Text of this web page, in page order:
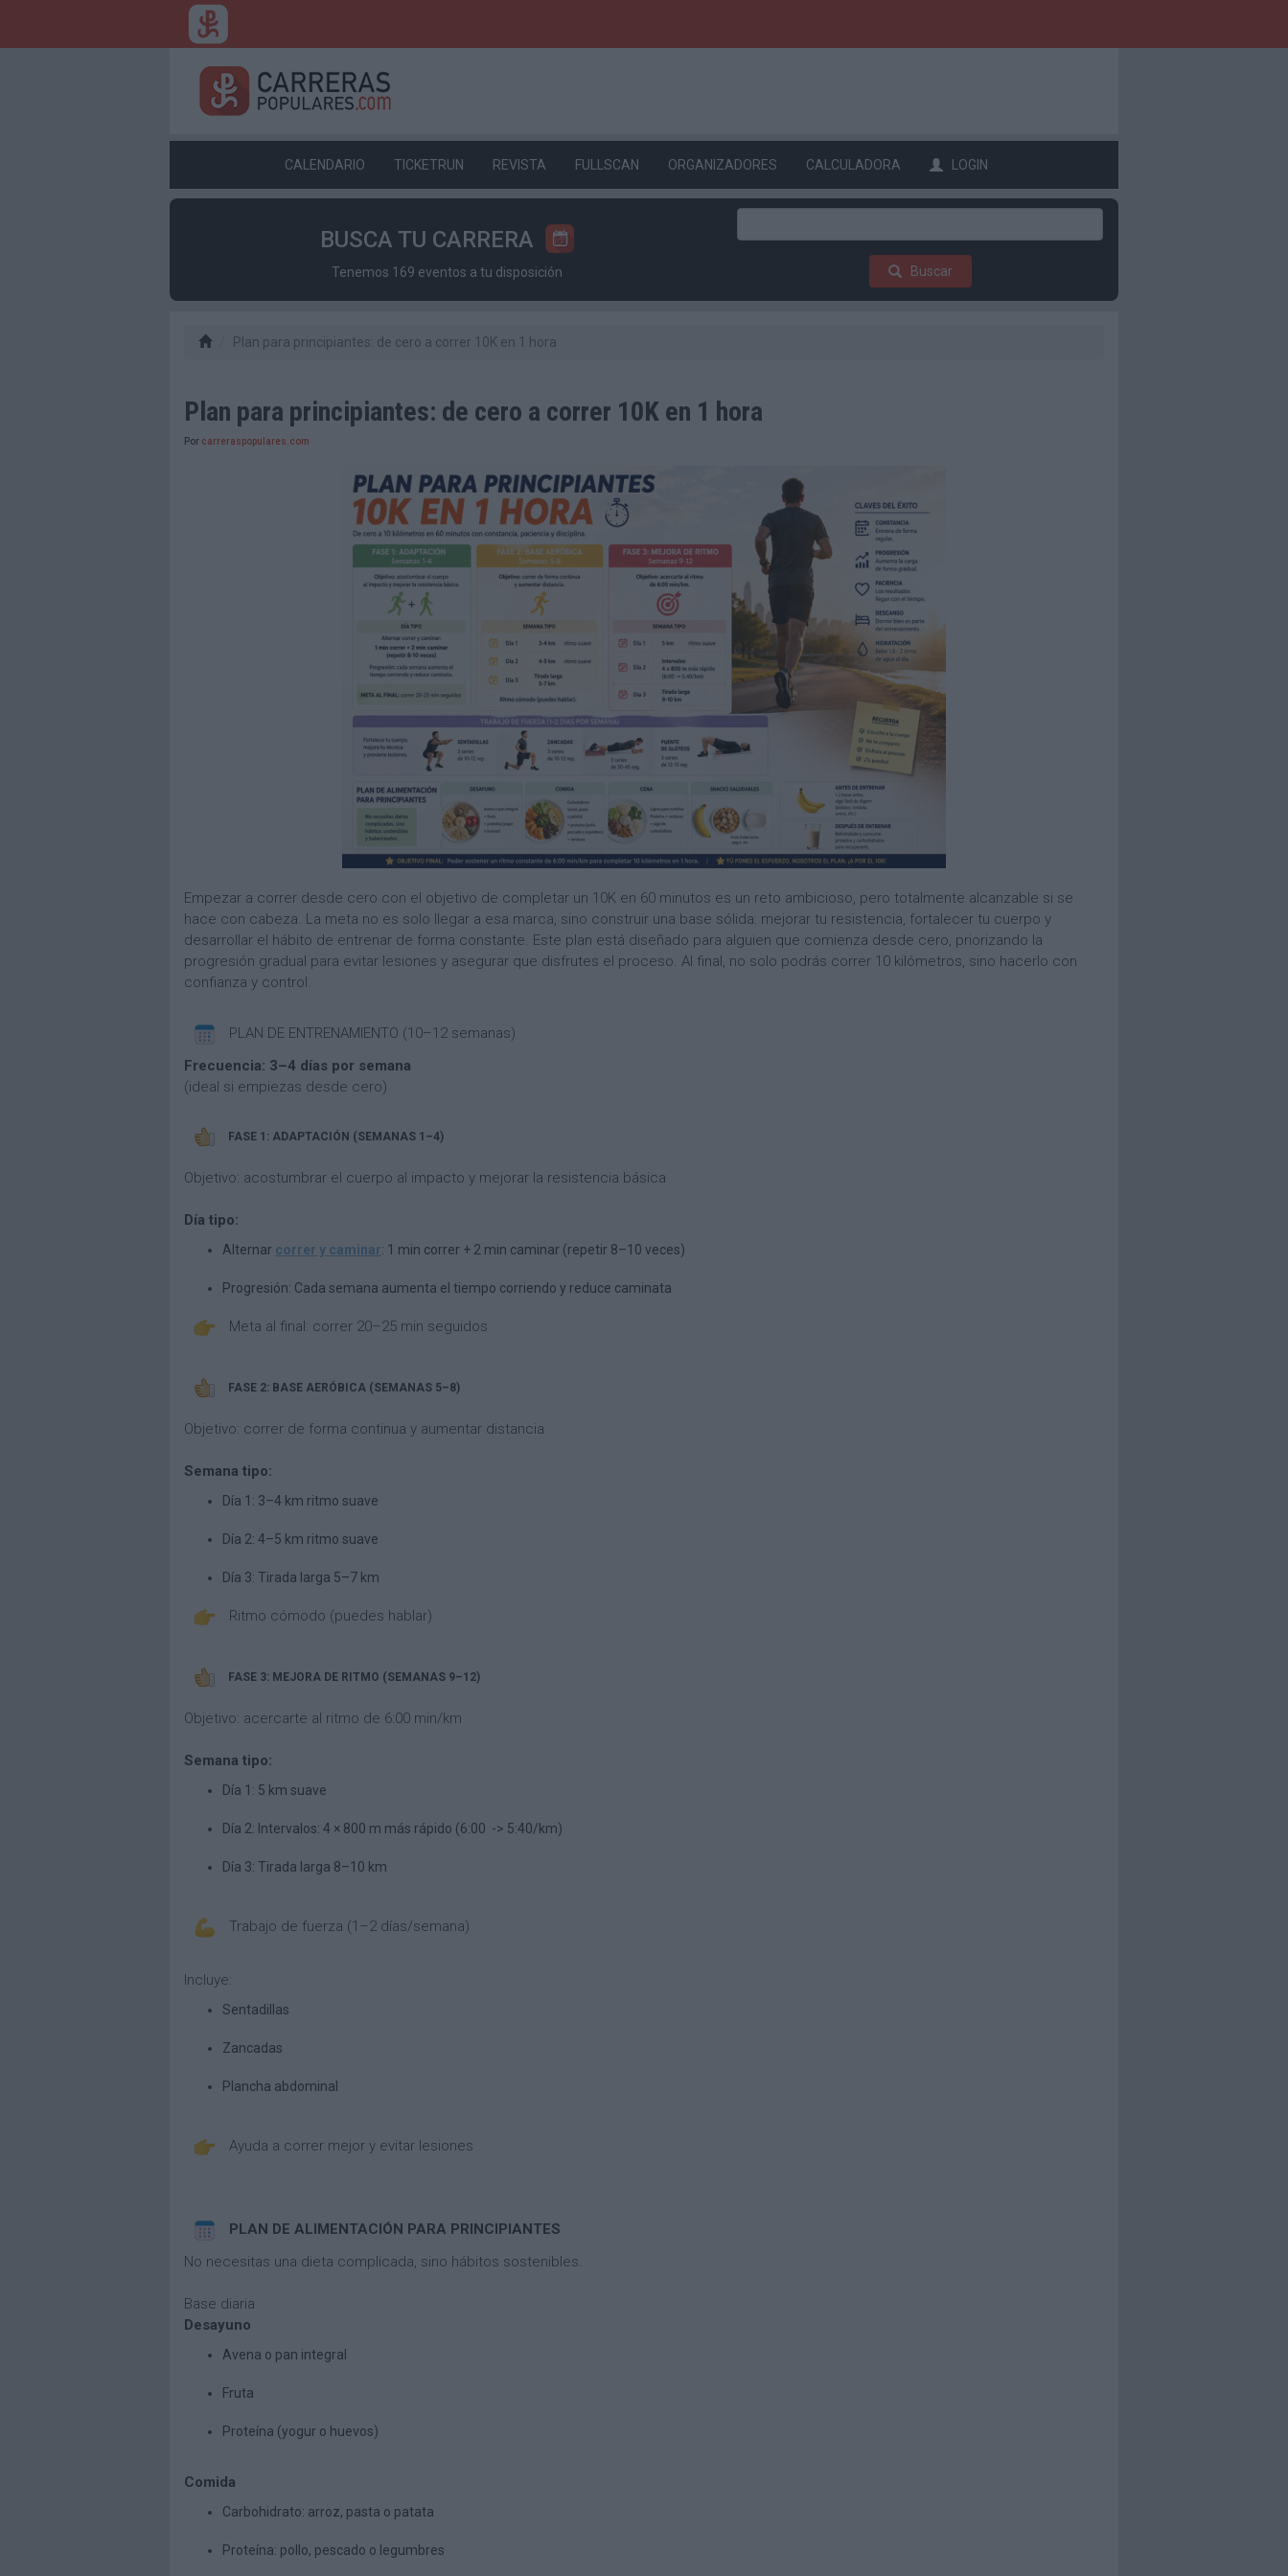
CALENDARIO TICKETRUN REVISTA FULLSCAN ORGANIZADORES CALCULADORA LOGIN
BUSCA TU CARRERA
Tenemos 169 eventos a tu disposición Buscar
Plan para principiantes: de cero a correr 10K en 1 hora
Plan para principiantes: de cero a correr 10K en 1 hora
Por carreraspopulares.com
Empezar a correr desde cero con el objetivo de completar un 10K en 60 minutos es un reto ambicioso, pero totalmente alcanzable si se
hace con cabeza. La meta no es solo llegar a esa marca, sino construir una base sólida: mejorar tu resistencia, fortalecer tu cuerpo y
desarrollar el hábito de entrenar de forma constante. Este plan está diseñado para alguien que comienza desde cero, priorizando la
progresión gradual para evitar lesiones y asegurar que disfrutes el proceso. Al final, no solo podrás correr 10 kilómetros, sino hacerlo con
confianza y control.
PLAN DE ENTRENAMIENTO (10–12 semanas)
Frecuencia: 3–4 días por semana
(ideal si empiezas desde cero)
FASE 1: ADAPTACIÓN (SEMANAS 1–4)
Objetivo: acostumbrar el cuerpo al impacto y mejorar la resistencia básica
Día tipo:
Alternar correr y caminar: 1 min correr + 2 min caminar (repetir 8–10 veces)
Progresión: Cada semana aumenta el tiempo corriendo y reduce caminata
Meta al final: correr 20–25 min seguidos
FASE 2: BASE AERÓBICA (SEMANAS 5–8)
Objetivo: correr de forma continua y aumentar distancia
Semana tipo:
Día 1: 3–4 km ritmo suave
Día 2: 4–5 km ritmo suave
Día 3: Tirada larga 5–7 km
Ritmo cómodo (puedes hablar)
FASE 3: MEJORA DE RITMO (SEMANAS 9–12)
Objetivo: acercarte al ritmo de 6:00 min/km
Semana tipo:
Día 1: 5 km suave
Día 2: Intervalos: 4 × 800 m más rápido (6:00 -> 5:40/km)
Día 3: Tirada larga 8–10 km
Trabajo de fuerza (1–2 días/semana)
Incluye:
Sentadillas
Zancadas
Plancha abdominal
Ayuda a correr mejor y evitar lesiones
PLAN DE ALIMENTACIÓN PARA PRINCIPIANTES
No necesitas una dieta complicada, sino hábitos sostenibles.
Base diaria
Desayuno
Avena o pan integral
Fruta
Proteína (yogur o huevos)
Comida
Carbohidrato: arroz, pasta o patata
Proteína: pollo, pescado o legumbres